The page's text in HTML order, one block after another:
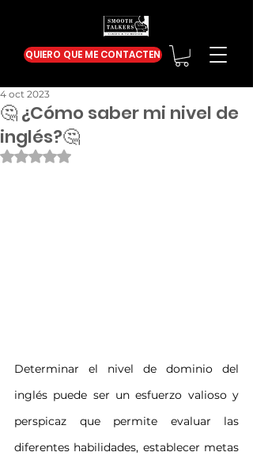
QUIERO QUE ME CONTACTEN
🤔 ¿Cómo saber mi nivel de
inglés?🤔
4 oct 2023
Obtuvo NaN de 5 estrellas.
Determinar el nivel de dominio del
inglés puede ser un esfuerzo valioso y
perspicaz que permite evaluar las
diferentes habilidades, establecer metas